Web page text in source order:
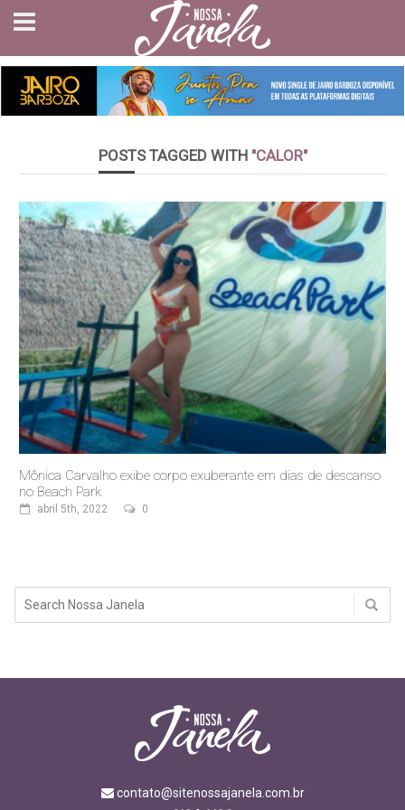
POSTS TAGGED WITH "CALOR"
Mônica Carvalho exibe corpo exuberante em dias de descanso
no Beach Park
abril 5th, 2022 0
contato@sitenossajanela.com.br